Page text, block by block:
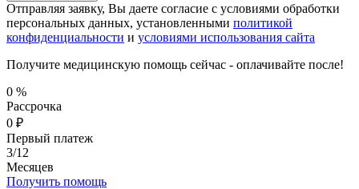
Отправляя заявку, Вы даете согласие с условиями обработки
персональных данных, установленными политикой
конфиденциальности и условиями использования сайта
Получите медицинскую помощь сейчас - оплачивайте после!
0 %
Рассрочка
0 ₽
Первый платеж
3/12
Месяцев
Получить помощь